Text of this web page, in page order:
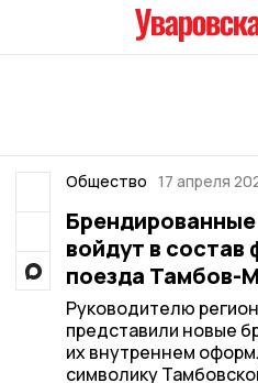
Общество 17 апреля
войдут в состав
поезда Тамбов-
Руководителю
представили новые
их внутреннем
символику